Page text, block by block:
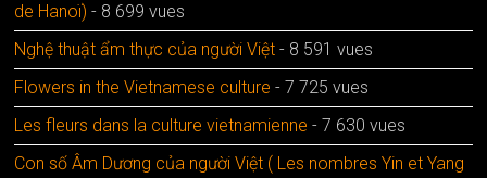
de Hanoï) - 8 699 vues
Nghệ thuật ẩm thực của người Việt - 8 591 vues
Flowers in the Vietnamese culture - 7 725 vues
Les fleurs dans la culture vietnamienne - 7 630 vues
Con số Âm Dương của người Việt ( Les nombres Yin et Yang